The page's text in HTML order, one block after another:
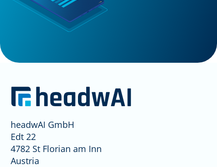
headwAI GmbH
Edt 22
4782 St Florian am Inn
Austria